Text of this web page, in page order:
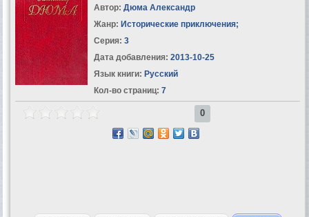
Автор: Дюма Александр
Жанр: Исторические приключения;
Серия: 3
Дата добавления: 2013-10-25
Язык книги: Русский
Кол-во страниц: 7
0